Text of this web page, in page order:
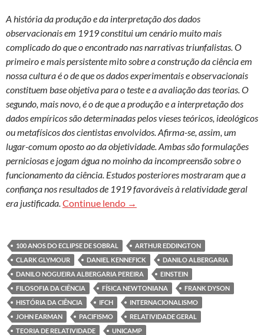
A história da produção e da interpretação dos dados
observacionais em 1919 constitui um cenário muito mais
complicado do que o encontrado nas narrativas triunfalistas. O
primeiro e mais persistente mito sobre a construção da ciência em
nossa cultura é o de que os dados experimentais e observacionais
constituem base objetiva para o teste e a avaliação das teorias. O
segundo, mais novo, é o de que a produção e a interpretação dos
dados empíricos são determinadas pelos vieses teóricos, ideológicos
ou metafísicos dos cientistas envolvidos. Afirma-se, assim, um
lugar-comum oposto ao da objetividade. Ambas são formulações
perniciosas e jogam água no moinho da incompreensão sobre o
funcionamento da ciência. Estudos posteriores mostraram que a
confiança nos resultados de 1919 favoráveis à relatividade geral
era justificada.Continue lendo O eclipse de 1919 e as disputas
→
100 ANOS DO ECLIPSE DE SOBRAL
ARTHUR EDDINGTON
CLARK GLYMOUR
DANIEL KENNEFICK
DANILO ALBERGARIA
DANILO NOGUEIRA ALBERGARIA PEREIRA
EINSTEIN
FILOSOFIA DA CIÊNCIA
FÍSICA NEWTONIANA
FRANK DYSON
HISTÓRIA DA CIÊNCIA
IFCH
INTERNACIONALISMO
JOHN EARMAN
PACIFISMO
RELATIVIDADE GERAL
TEORIA DE RELATIVIDADE
UNICAMP